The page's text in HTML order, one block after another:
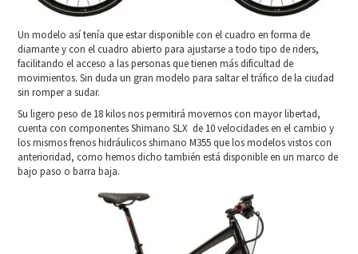
Un modelo así tenía que estar disponible con el cuadro en forma de
diamante y con el cuadro abierto para ajustarse a todo tipo de riders,
facilitando el acceso a las personas que tienen más dificultad de
movimientos. Sin duda un gran modelo para saltar el tráfico de la ciudad
sin romper a sudar.
Su ligero peso de 18 kilos nos permitirá movernos con mayor libertad,
cuenta con componentes Shimano SLX de 10 velocidades en el cambio y
los mismos frenos hidráulicos shimano M355 que los modelos vistos con
anterioridad, como hemos dicho también está disponible en un marco de
bajo paso o barra baja.